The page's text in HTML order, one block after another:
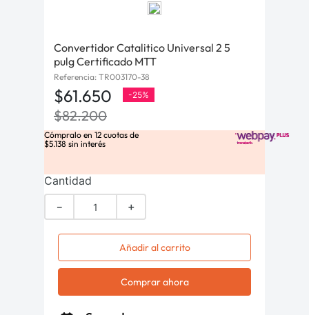
Convertidor Catalitico Universal 2 5
pulg Certificado MTT
Referencia: TR003170-38
$61.650 -25%
$82.200
Cómpralo en 12 cuotas de
$5.138 sin interés
Cantidad
＋
－
Añadir al carrito
Comprar ahora